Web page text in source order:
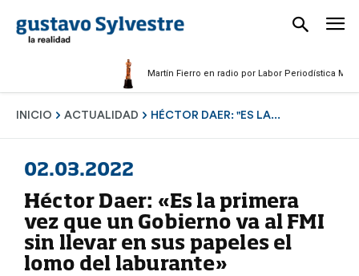
Martín Fierro en radio por Labor Periodística Masculina
INICIO ACTUALIDAD HÉCTOR DAER: "ES LA...
02.03.2022
Héctor Daer: «Es la primera
vez que un Gobierno va al FMI
sin llevar en sus papeles el
lomo del laburante»